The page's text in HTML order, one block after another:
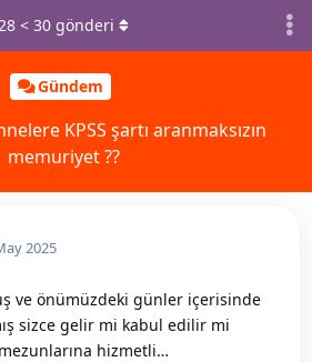
Gündem
KPSS şartı aranmaksızın
memuriyet ??
< 30 gönderi
2025
ve önümüzdeki günler içerisinde
sizce gelir mi kabul edilir mi
hizmetli…